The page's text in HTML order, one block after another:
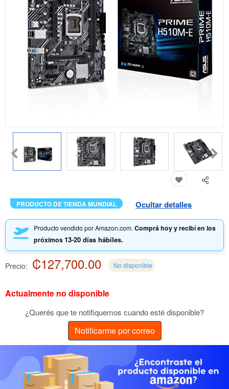
PRODUCTO DE TIENDA MUNDIAL Ocultar detalles
Producto vendido por Amazon.com.Comprá hoy y recibí en los
próximos13-20 días hábiles.
Precio: ₡127,700.00 No disponible
Actualmente no disponible
¿Querés que te notifiquemos cuando esté disponible?
Notificarme por correo